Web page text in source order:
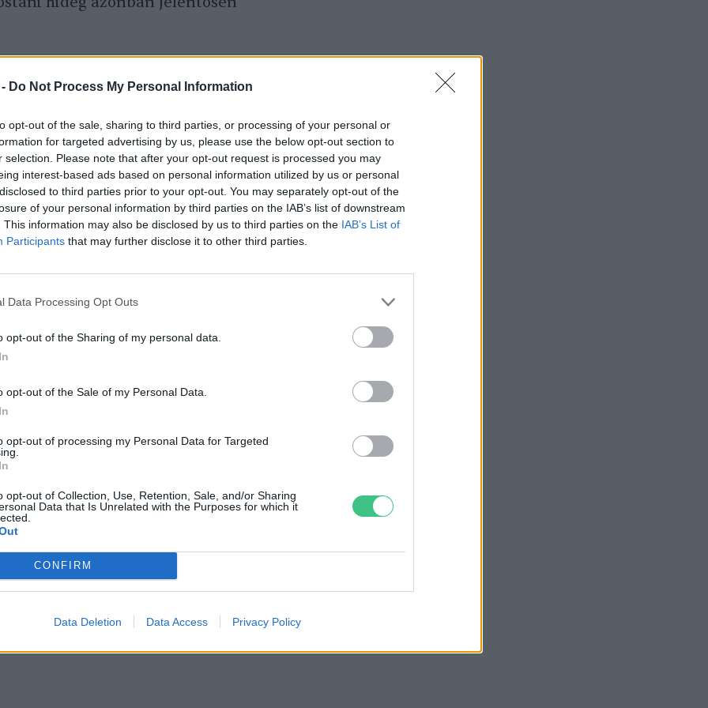
Do Not Process My Personal Information
opt-out of the sale, sharing to third parties, or processing of your personal or
for targeted advertising by us, please use the below opt-out section to
selection. Please note that after your opt-out request is processed you may
interest-based ads based on personal information utilized by us or personal
to third parties prior to your opt-out. You may separately opt-out of the
of your personal information by third parties on the IAB’s list of downstream
This information may also be disclosed by us to third parties on the IAB’s List of
Participants that may further disclose it to other third parties.
Data Processing Opt Outs
opt-out of the Sharing of my personal data.
opt-out of the Sale of my Personal Data.
opt-out of processing my Personal Data for Targeted
opt-out of Collection, Use, Retention, Sale, and/or Sharing
Data that Is Unrelated with the Purposes for which it
CONFIRM
Data Deletion Data Access Privacy Policy
nyílt vízfelületen
a befagyás
tömörültek össze,
nagy lenne az
Madártani és Természetvédelmi
Csoportjának amatőr
a térségben, amíg a komp képes
nyílt vízfelület. Ha a tó teljesen befagy,